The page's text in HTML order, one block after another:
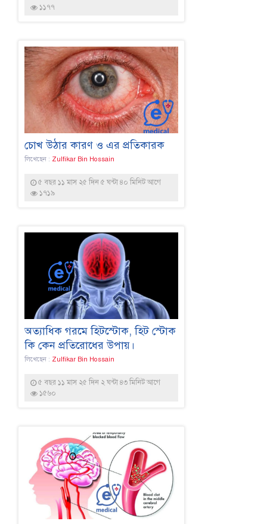
১১৭৭
চোখ উঠার কারণ ও এর প্রতিকারক
লিখেছেন : Zulfikar Bin Hossain
৫ বছর ১১ মাস ২৫ দিন ৫ ঘন্টা ৪০ মিনিট আগে
১৭১৯
অত্যাধিক গরমে হিটস্টোক, হিট স্টোক
কি কেন প্রতিরোধের উপায়।
লিখেছেন : Zulfikar Bin Hossain
৫ বছর ১১ মাস ২৫ দিন ২ ঘন্টা ৪৩ মিনিট আগে
১৫৬০